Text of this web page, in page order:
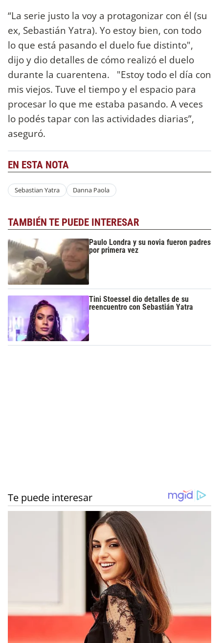
“La serie justo la voy a protagonizar con él (su
ex, Sebastián Yatra). Yo estoy bien, con todo
lo que está pasando el duelo fue distinto",
dijo y dio detalles de cómo realizó el duelo
durante la cuarentena. "Estoy todo el día con
mis viejos. Tuve el tiempo y el espacio para
procesar lo que me estaba pasando. A veces
lo podés tapar con las actividades diarias”,
aseguró.
EN ESTA NOTA
Sebastian Yatra Danna Paola
TAMBIÉN TE PUEDE INTERESAR
Paulo Londra y su novia fueron padres
por primera vez
Tini Stoessel dio detalles de su
reencuentro con Sebastián Yatra